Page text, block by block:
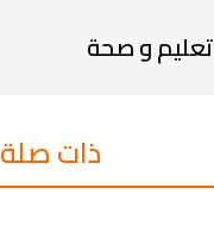
تعليم و صحة
ذات صلة